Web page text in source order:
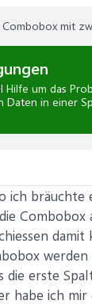
Combobox mit
Hilfe um das
in einer
ich bräuchte
Combobox
werden
die erste
habe ich mir